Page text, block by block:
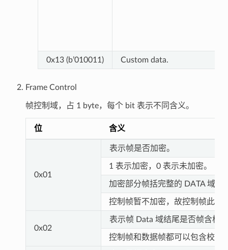
0x13 (b’010011) Custom data.
Frame Control
帧控制域，占 1 byte，每个 bit 表示不同含义。
位 含义
0x01
表示帧是否加密。
1 表示加密，0 表示未加密。
加密部分帧括完整的 DATA 域
控制帧暂不加密，故控制帧此位
0x02
表示帧 Data 域结尾是否帧含校
控制帧和数据帧都可以包含校验